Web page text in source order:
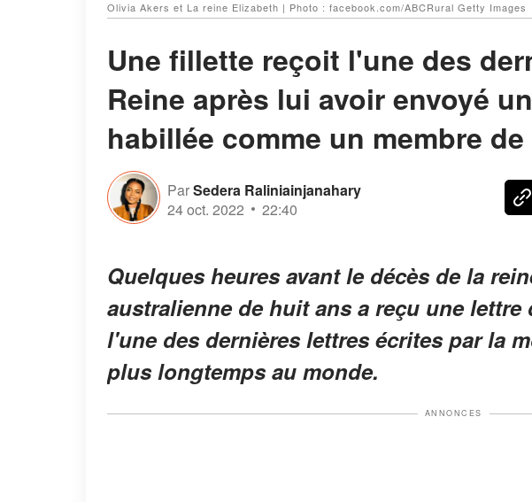
Olivia Akers et La reine Elizabeth | Photo : facebook.com/ABCRural Getty Images
Une fillette reçoit l'une des
Reine après lui avoir envoyé
habillée comme un membre
ParSedera Raliniainjanahary
24 oct. 2022
22:40
Quelques heures avant le décès de la
australienne de huit ans a reçu une
l'une des dernières lettres écrites par la
plus longtemps au monde.
ANNONCES